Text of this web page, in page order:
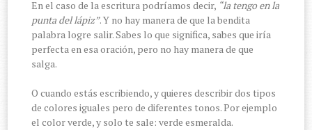
En el caso de la escritura podríamos decir, “la tengo en la
punta del lápiz”. Y no hay manera de que la bendita
palabra logre salir. Sabes lo que significa, sabes que iría
perfecta en esa oración, pero no hay manera de que
salga.
O cuando estás escribiendo, y quieres describir dos tipos
de colores iguales pero de diferentes tonos. Por ejemplo
el color verde, y solo te sale: verde esmeralda.